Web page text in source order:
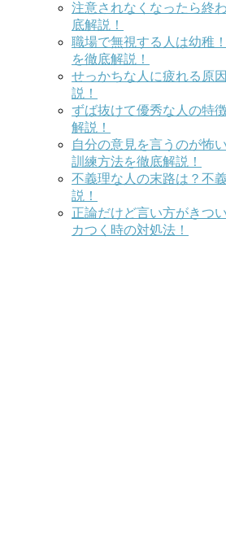
注意されなくなったら終
底解説！
職場で無視する人は幼稚
を徹底解説！
せっかちな人に疲れる原
説！
ずば抜けて優秀な人の特
解説！
自分の意見を言うのが怖
訓練方法を徹底解説！
不義理な人の末路は？不
説！
正論だけど言い方がきつ
カつく時の対処法！